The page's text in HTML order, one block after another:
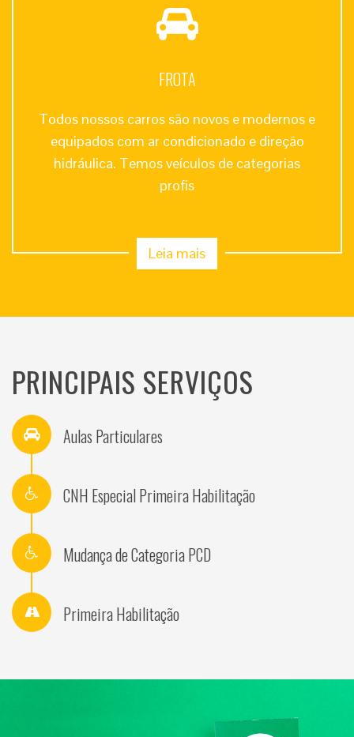
FROTA
Todos nossos carros são novos e modernos e
equipados com ar condicionado e direção
hidráulica. Temos veículos de categorias
profis
Leia mais
PRINCIPAIS SERVIÇOS
Aulas Particulares
CNH Especial Primeira Habilitação
Mudança de Categoria PCD
Primeira Habilitação